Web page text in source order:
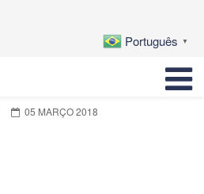
Português ▼
05 MARÇO 2018